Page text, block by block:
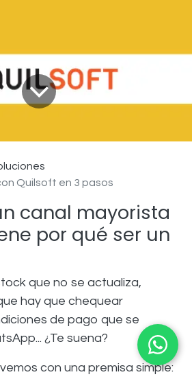
Quilsoft en 3 pasos
canal mayorista
por qué ser un
que no se actualiza,
hay que chequear
de pago que se
¿Te suena?
con una premisa simple: